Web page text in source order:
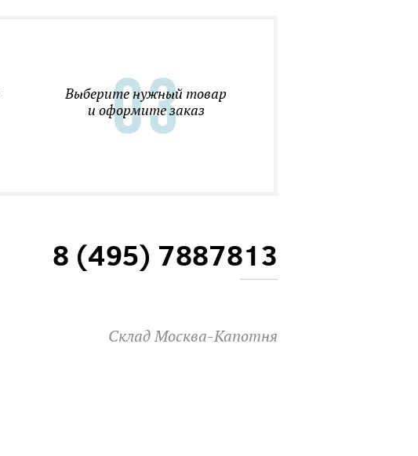
Выберите нужный товар
и оформите заказ
8 (495) 7887813
Склад Москва-Капотня